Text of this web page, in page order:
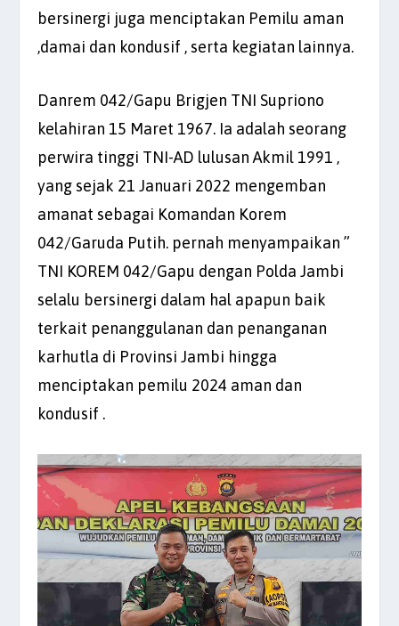
bersinergi juga menciptakan Pemilu aman
,damai dan kondusif , serta kegiatan lainnya.
Danrem 042/Gapu Brigjen TNI Supriono
kelahiran 15 Maret 1967. Ia adalah seorang
perwira tinggi TNI-AD lulusan Akmil 1991 ,
yang sejak 21 Januari 2022 mengemban
amanat sebagai Komandan Korem
042/Garuda Putih. pernah menyampaikan ”
TNI KOREM 042/Gapu dengan Polda Jambi
selalu bersinergi dalam hal apapun baik
terkait penanggulanan dan penanganan
karhutla di Provinsi Jambi hingga
menciptakan pemilu 2024 aman dan
kondusif .